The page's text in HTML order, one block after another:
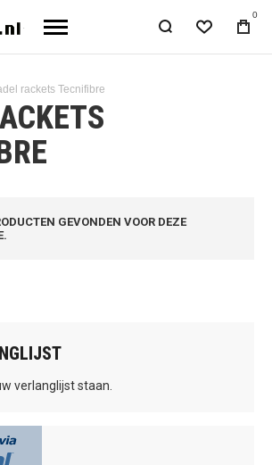
0
rackets Tecnifibre
GEVONDEN VOOR DEZE
verlanglijst staan.